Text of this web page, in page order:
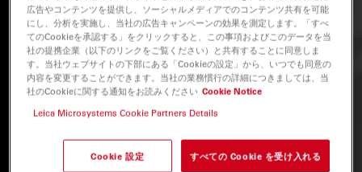
広告やコンテンツを提供し、ソーシャルメディアでのコンテンツ共有を可能
にし、分析を実施し、当社の広告キャンペーンの効果を測定します。「すべ
てのCookieを承認する」をクリックすると、この事項およびこのデータを当
社の提携企業（以下のリンクをご覧ください）と共有することに同意しま
す。当社ウェブサイトの下部にある「Cookieの設定」から、いつでも同意の
内容を変更することができます。当社の業務慣行の詳細につきましては、当
社のCookieに関する通知をお読みください Cookie Notice
Leica Microsystems Cookie Partners Details
Cookie 設定 すべての Cookie を受け入れる